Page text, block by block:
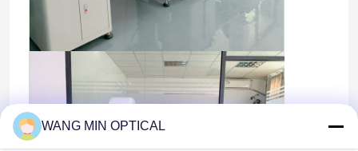
WANG MIN OPTICAL